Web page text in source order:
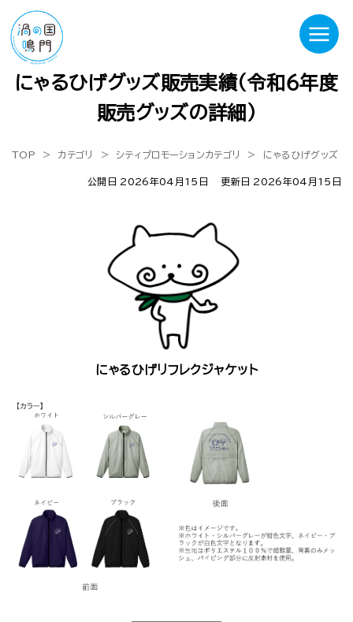
にゃるひげグッズ販売実績（令和６年度
販売グッズの詳細）
TOP カテゴリ シティプロモーションカテゴリ にゃるひげグッズ
公開日 2026年04月15日 更新日 2026年04月15日
にゃるひげリフレクジャケット